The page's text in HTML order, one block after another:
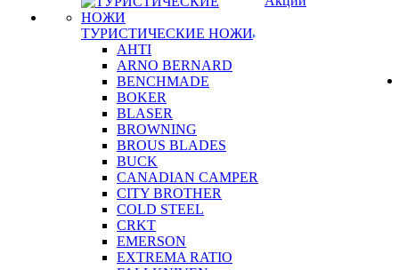
ТУРИСТИЧЕСКИЕ НОЖИ
AHTI
ARNO BERNARD
BENCHMADE
BOKER
BLASER
BROWNING
BROUS BLADES
BUCK
CANADIAN CAMPER
CITY BROTHER
COLD STEEL
CRKT
EMERSON
EXTREMA RATIO